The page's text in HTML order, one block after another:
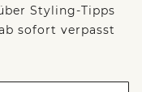
Styling-Tipps
sofort verpasst